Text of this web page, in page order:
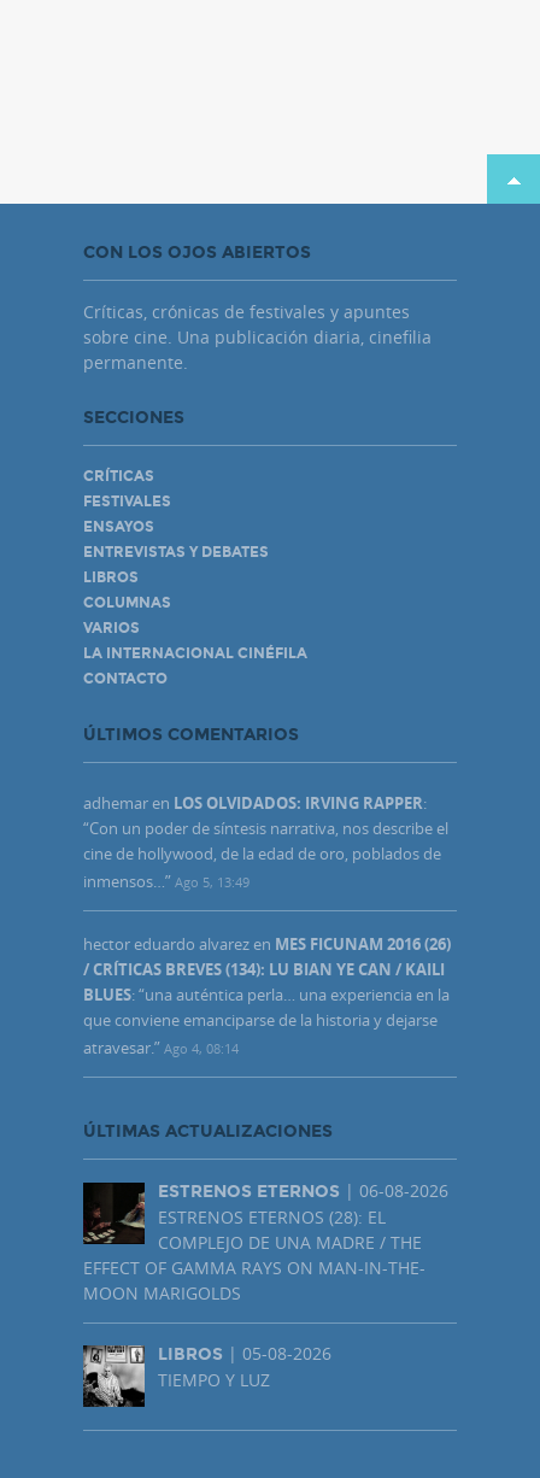
CON LOS OJOS ABIERTOS
Críticas, crónicas de festivales y apuntes
sobre cine. Una publicación diaria, cinefilia
permanente.
SECCIONES
CRÍTICAS
FESTIVALES
ENSAYOS
ENTREVISTAS Y DEBATES
LIBROS
COLUMNAS
VARIOS
LA INTERNACIONAL CINÉFILA
CONTACTO
ÚLTIMOS COMENTARIOS
adhemar en LOS OLVIDADOS: IRVING RAPPER:
“Con un poder de síntesis narrativa, nos describe el
cine de hollywood, de la edad de oro, poblados de
inmensos…” Ago 5, 13:49
hector eduardo alvarez en MES FICUNAM 2016 (26)
/ CRÍTICAS BREVES (134): LU BIAN YE CAN / KAILI
BLUES: “una auténtica perla… una experiencia en la
que conviene emanciparse de la historia y dejarse
atravesar.” Ago 4, 08:14
ÚLTIMAS ACTUALIZACIONES
ESTRENOS ETERNOS | 06-08-2026
ESTRENOS ETERNOS (28): EL
COMPLEJO DE UNA MADRE / THE
EFFECT OF GAMMA RAYS ON MAN-IN-THE-
MOON MARIGOLDS
LIBROS | 05-08-2026
TIEMPO Y LUZ